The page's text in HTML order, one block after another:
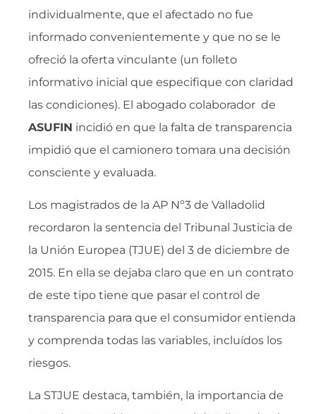
individualmente, que el afectado no fue
informado convenientemente y que no se le
ofreció la oferta vinculante (un folleto
informativo inicial que especifique con claridad
las condiciones). El abogado colaborador de
ASUFIN incidió en que la falta de transparencia
impidió que el camionero tomara una decisión
consciente y evaluada.
Los magistrados de la AP Nº3 de Valladolid
recordaron la sentencia del Tribunal Justicia de
la Unión Europea (TJUE) del 3 de diciembre de
2015. En ella se dejaba claro que en un contrato
de este tipo tiene que pasar el control de
transparencia para que el consumidor entienda
y comprenda todas las variables, incluídos los
riesgos.
La STJUE destaca, también, la importancia de